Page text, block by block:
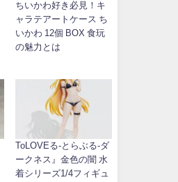
ちいかわ好き必見！キ
ャラテアートケース ち
いかわ 12個 BOX 食玩
の魅力とは
ToLOVEる-とらぶる-ダ
ークネス』金色の闇 水
着シリーズ1/4フィギュ